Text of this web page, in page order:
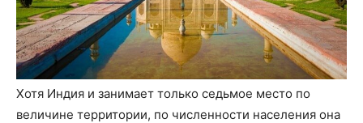
Хотя Индия и занимает только седьмое место по
величине территории, по численности населения она